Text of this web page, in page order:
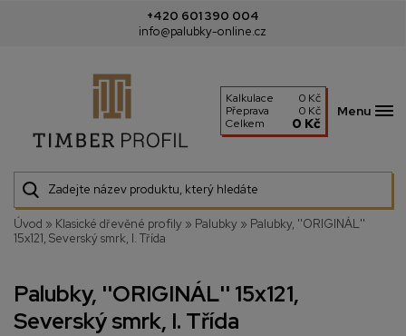
+420 601 390 004
info@palubky-online.cz
Kalkulace
0 Kč
Přeprava
0 Kč
Celkem
0 Kč
Menu
Úvod » Klasické dřevěné profily » Palubky » Palubky, ''ORIGINÁL''
15x121, Severský smrk, I. Třída
Palubky, ''ORIGINÁL'' 15x121,
Severský smrk, I. Třída